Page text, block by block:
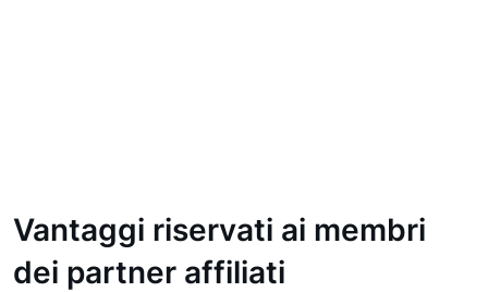
Vantaggi riservati ai membri
dei partner affiliati